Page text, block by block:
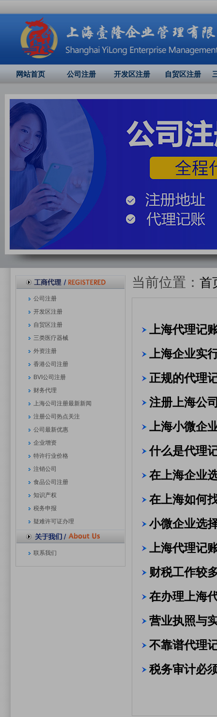
网站首页 公司注册 开发区注册 自贸区注册
公司注册
开发区注册
自贸区注册
三类医疗器械
外资注册
香港公司注册
BVI公司注册
财务代理
上海公司注册最新新闻
注册公司热点关注
公司最新优惠
企业增资
特许行业价格
注销公司
食品公司注册
知识产权
税务申报
疑难许可证办理
联系我们
当前位置： 首
上海代理记
上海企业实
正规的代理
注册上海公
上海小微企
什么是代理
在上海企业
在上海如何
小微企业选
上海代理记
财税工作较
在办理上海
营业执照与
不靠谱代理
税务审计必